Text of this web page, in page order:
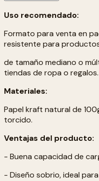
Uso recomendado:
Formato para venta en
resistente para
de tamaño mediano o
tiendas de ropa o regalos.
Materiales:
Papel kraft natural de
torcido.
Ventajas del producto:
- Buena capacidad de
- Diseño sobrio, ideal